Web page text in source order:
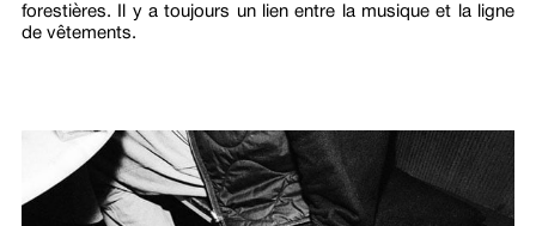
forestières. Il y a toujours un lien entre la musique et la ligne
de vêtements.